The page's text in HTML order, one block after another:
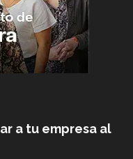
a tu empresa al